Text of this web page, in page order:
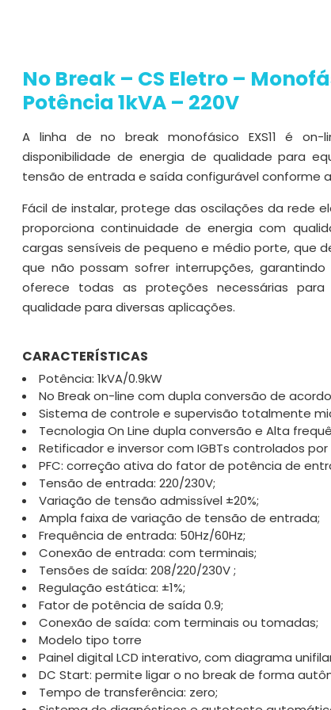
No Break – CS Eletro –
Potência 1kVA – 220V
A linha de no break monofásico EXS11 é
disponibilidade de energia de qualidade para
tensão de entrada e saída configurável conforme
Fácil de instalar, protege das oscilações da rede
proporciona continuidade de energia com
cargas sensíveis de pequeno e médio porte, que
que não possam sofrer interrupções,
oferece todas as proteções necessárias
qualidade para diversas aplicações.
CARACTERÍSTICAS
Potência: 1kVA/0.9kW
No Break on-line com dupla conversão de acordo
Sistema de controle e supervisão totalmente
Tecnologia On Line dupla conversão e Alta
Retificador e inversor com IGBTs controlados
PFC: correção ativa do fator de potência de
Tensão de entrada: 220/230V;
Variação de tensão admissível ±20%;
Ampla faixa de variação de tensão de entrada;
Frequência de entrada: 50Hz/60Hz;
Conexão de entrada: com terminais;
Tensões de saída: 208/220/230V ;
Regulação estática: ±1%;
Fator de potência de saída 0.9;
Conexão de saída: com terminais ou tomadas;
Modelo tipo torre
Painel digital LCD interativo, com diagrama unifilar
DC Start: permite ligar o no break de forma
Tempo de transferência: zero;